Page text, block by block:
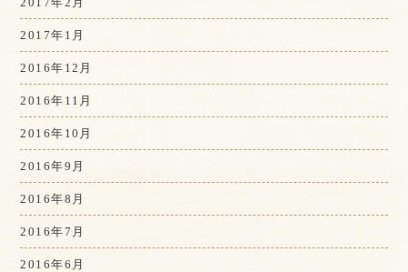
2017年1月
2016年12月
2016年11月
2016年10月
2016年9月
2016年8月
2016年7月
2016年6月